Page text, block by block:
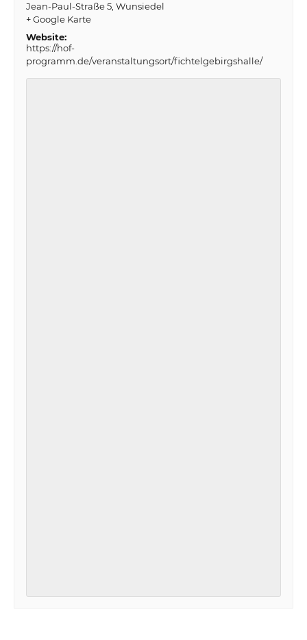
Jean-Paul-Straße 5 Wunsiedel
+ Google Karte
Website:
https://hof-
programm.de/veranstaltungsort/fichtelgebirgshalle/